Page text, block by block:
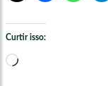
Curtir isso:
Carregando...